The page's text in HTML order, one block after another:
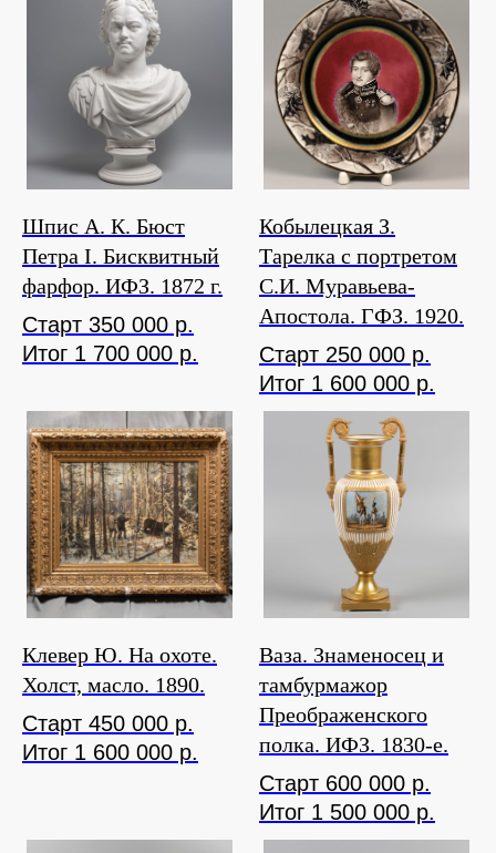
Шпис А. К. Бюст
Петра I. Бисквитный
фарфор. ИФЗ. 1872 г.
Старт 350 000 р.
Итог 1 700 000 р.
Кобылецкая З.
Тарелка с портретом
С.И. Муравьева-
Апостола. ГФЗ. 1920.
Старт 250 000 р.
Итог 1 600 000 р.
Клевер Ю. На охоте.
Холст, масло. 1890.
Старт 450 000 р.
Итог 1 600 000 р.
Ваза. Знаменосец и
тамбурмажор
Преображенского
полка. ИФЗ. 1830-е.
Старт 600 000 р.
Итог 1 500 000 р.